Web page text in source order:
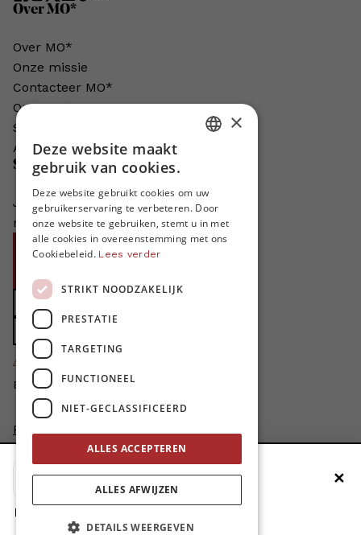
Over MO*
Over MO*
Onze missie
Contacteer MO*
Onze auteurs
Schrijven voor MO*?
Adverteren in MO*
Steun MO*
Je helpt ons groeien. MO* bestaat
niet zonder jouw steun!
Doe een gift
Zet MO* in uw testament
4424
Bedankt voor jullie steun!
Privacybeleid
Disclaimer
AI Charter
Cookievoorkeuren aanpassen
site by
Voeg MO* toe aan je beginscherm ✕
1. Druk op de deelknop
2. Scrol naar beneden
ENGLISH
×
Deze website maakt
gebruik van cookies.
Deze website gebruikt cookies om uw
gebruikerservaring te verbeteren. Door
onze website te gebruiken, stemt u in met
alle cookies in overeenstemming met ons
Cookiebeleid. Lees verder
STRIKT NOODZAKELIJK
PRESTATIE
TARGETING
FUNCTIONEEL
NIET-GECLASSIFICEERD
ALLES ACCEPTEREN
ALLES AFWIJZEN
DETAILS WEERGEVEN